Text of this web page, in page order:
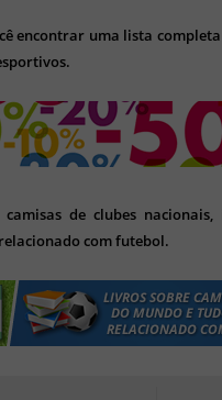
encontrar uma lista
camisas de clubes nacionais,
com futebol.